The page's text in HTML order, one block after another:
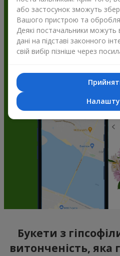
Flowers.ua і
Букети з
витонченість, яка
або застосунок зможуть
Вашого пристрою та
Деякі постачальники можуть
дані на підставі законного
свій вибір пізніше через